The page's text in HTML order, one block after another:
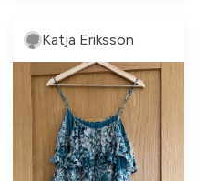
Katja Eriksson